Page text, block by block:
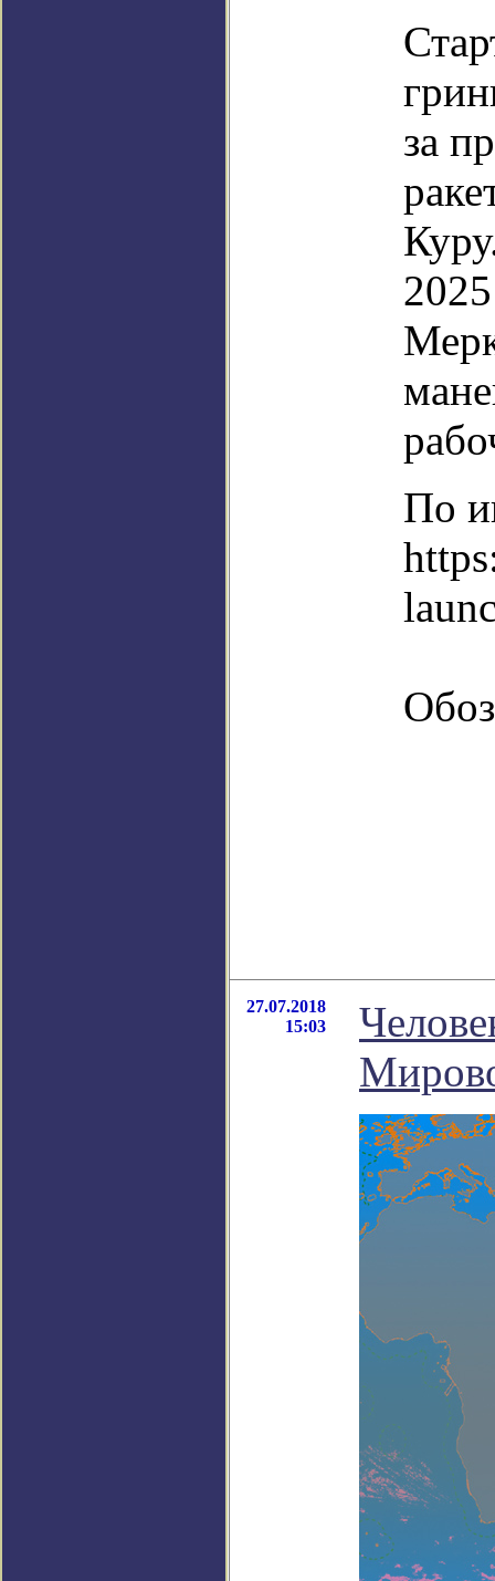
за
По
27.07.2018
15:03